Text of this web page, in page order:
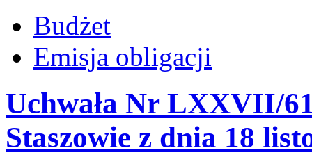
Budżet
Emisja obligacji
Uchwała Nr LXXVII/
Staszowie z dnia 18